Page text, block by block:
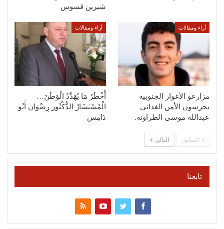
شيرين قسوس
أراء ومقالات
مزارعو الأغوار الجنوبية
يحرسون الأمن الغذائي
عبدالله موسى الطراونة.
أراء ومقالات
أَخْطَرُ مَا يُهَدِّدُ الْوَطَنَ…
الْمُسْتَشَارُ الدُّكْتُور رِضْوَان أَبُو
دَامِس
السابق التالي
تابعنا